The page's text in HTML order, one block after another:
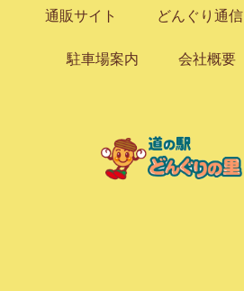
通販サイト どんぐり通信
駐車場案内 会社概要